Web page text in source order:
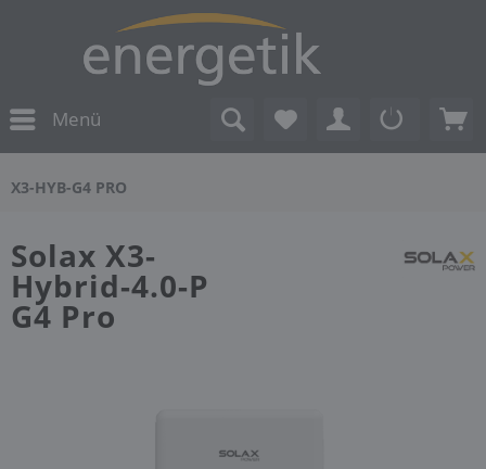
Menü
X3-HYB-G4 PRO
Solax X3-
Hybrid-4.0-P
G4 Pro